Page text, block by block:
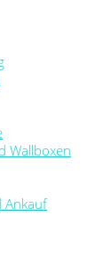
Wallboxen
Ankauf